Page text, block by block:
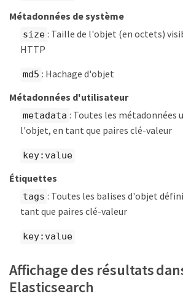
Métadonnées de système
size : Taille de l'objet (en octets)
HTTP
md5 : Hachage d'objet
Métadonnées d'utilisateur
metadata : Toutes les métadonnées
l'objet, en tant que paires clé-valeur
key:value
Étiquettes
tags : Toutes les balises d'objet
tant que paires clé-valeur
key:value
Affichage des résultats
Elasticsearch